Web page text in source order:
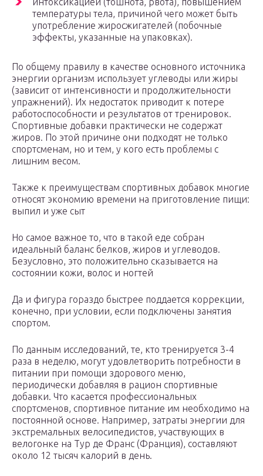
температуры тела, причиной чего может быть
употребление жиросжигателей (побочные
эффекты, указанные на упаковках).
По общему правилу в качестве основного источника
энергии организм использует углеводы или жиры
(зависит от интенсивности и продолжительности
упражнений). Их недостаток приводит к потере
работоспособности и результатов от тренировок.
Спортивные добавки практически не содержат
жиров. По этой причине они подходят не только
спортсменам, но и тем, у кого есть проблемы с
лишним весом.
Также к преимуществам спортивных добавок многие
относят экономию времени на приготовление пищи:
выпил и уже сыт
Но самое важное то, что в такой еде собран
идеальный баланс белков, жиров и углеводов.
Безусловно, это положительно сказывается на
состоянии кожи, волос и ногтей
Да и фигура гораздо быстрее поддается коррекции,
конечно, при условии, если подключены занятия
спортом.
По данным исследований, те, кто тренируется 3-4
раза в неделю, могут удовлетворить потребности в
питании при помощи здорового меню,
периодически добавляя в рацион спортивные
добавки. Что касается профессиональных
спортсменов, спортивное питание им необходимо на
постоянной основе. Например, затраты энергии для
экстремальных велосипедистов, участвующих в
велогонке на Тур де Франс (Франция), составляют
около 12 тысяч калорий в день.